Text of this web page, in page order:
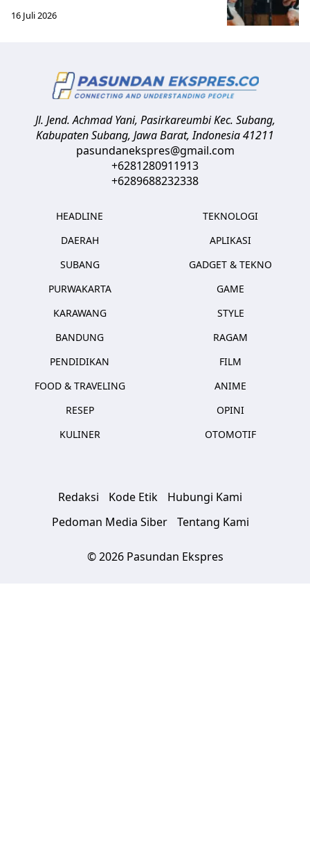
16 Juli 2026
Jl. Jend. Achmad Yani, Pasirkareumbi Kec. Subang,
Kabupaten Subang, Jawa Barat,Indonesia41211
pasundanekspres@gmail.com
+6281280911913
+6289688232338
HEADLINE
DAERAH
SUBANG
PURWAKARTA
KARAWANG
BANDUNG
PENDIDIKAN
FOOD & TRAVELING
RESEP
KULINER
TEKNOLOGI
APLIKASI
GADGET & TEKNO
GAME
STYLE
RAGAM
FILM
ANIME
OPINI
OTOMOTIF
Redaksi Kode Etik
Hubungi Kami
Pedoman Media Siber
Tentang Kami
© 2026 Pasundan Ekspres